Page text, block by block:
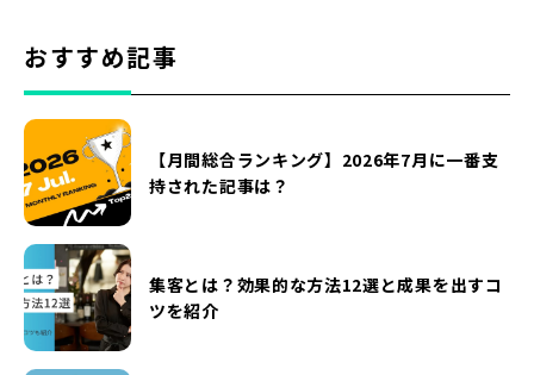
おすすめ記事
【月間総合ランキング】2026年7月に一番支
持された記事は？
集客とは？効果的な方法12選と成果を出すコ
ツを紹介